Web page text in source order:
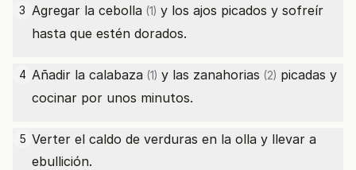
3 Agregar la cebolla (1) y los ajos picados y sofreír
hasta que estén dorados.
4 Añadir la calabaza (1) y las zanahorias (2) picadas y
cocinar por unos minutos.
5 Verter el caldo de verduras en la olla y llevar a
ebullición.